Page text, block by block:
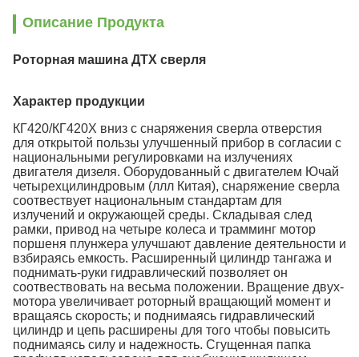
Описание Продукта
Роторная машина ДТХ сверля
Характер продукции
КГ420/КГ420Х вниз с снаряжения сверла отверстия
для открытой пользы улучшенный прибор в согласии с
национальными регулировками на излучениях
двигателя дизеля. Оборудованный с двигателем Ючай
четырехцилиндровым (ллл Китая), снаряжение сверла
соотвествует национальным стандартам для
излучений и окружающей среды. Складывая след
рамки, привод на четыре колеса и трамминг мотор
поршеня плунжера улучшают давление деятельности и
взбираясь емкость. Расширенный цилиндр тангажа и
поднимать-руки гидравлический позволяет он
соотвествовать на весьма положении. Вращение двух-
мотора увеличивает роторный вращающий момент и
вращаясь скорость; и поднимаясь гидравлический
цилиндр и цепь расширены для того чтобы повысить
поднимаясь силу и надежность. Сгущенная папка